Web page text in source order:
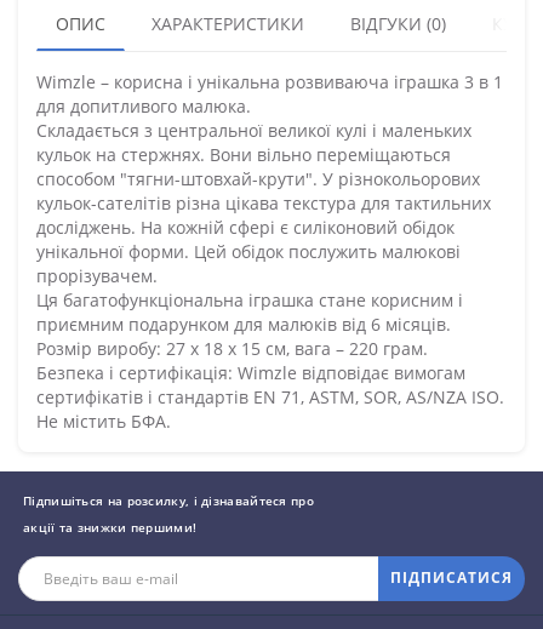
ОПИС ХАРАКТЕРИСТИКИ ВІДГУКИ (0)
Wimzle – корисна і унікальна розвиваюча іграшка 3 в 1
для допитливого малюка.
Складається з центральної великої кулі і маленьких
кульок на стержнях. Вони вільно переміщаються
способом "тягни-штовхай-крути". У різнокольорових
кульок-сателітів різна цікава текстура для тактильних
досліджень. На кожній сфері є силіконовий обідок
унікальної форми. Цей обідок послужить малюкові
прорізувачем.
Ця багатофункціональна іграшка стане корисним і
приємним подарунком для малюків від 6 місяців.
Розмір виробу: 27 х 18 х 15 см, вага – 220 грам.
Безпека і сертифікація: Wimzle відповідає вимогам
сертифікатів і стандартів EN 71, ASTM, SOR, AS/NZA ISO.
Не містить БФА.
Підпишіться на розсилку, і дізнавайтеся про
акції та знижки першими!
ПІДПИСАТИСЯ